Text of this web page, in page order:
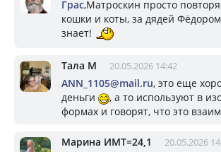
Грас,Матроскин просто
кошки и коты, за дядей
знает!
Тала М 20.05.2026 14:42
ANN_1105@mail.ru, это еще
деньги
, а то используют в
формах и говорят, что это
Марина ИМТ=24,1 20.05.2026